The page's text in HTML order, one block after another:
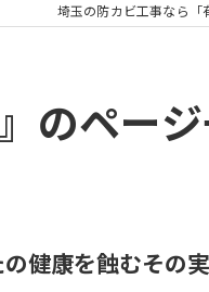
レームに終止符を。賃貸
消臭
埼玉の防カビ工事なら「
のペー
健康を蝕むその